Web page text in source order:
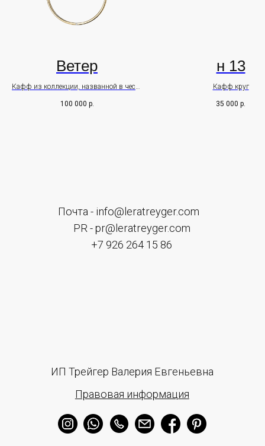
Ветер
Кафф из коллекции, названной в честь
Kaori.
100 000 р.
н 13
Кафф круг
35 000 р.
ИП Трейгер Валерия Евгеньевна